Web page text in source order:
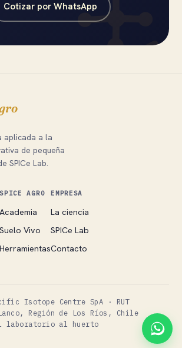
Cotizar por WhatsApp
aplicada a la
de pequeña
SPICe Lab.
SPICE AGRO
Academia
Suelo Vivo
Herramientas
EMPRESA
La ciencia
SPICe Lab
Contacto
Isotope Centre SpA · RUT
Región de Los Ríos, Chile
laboratorio al huerto